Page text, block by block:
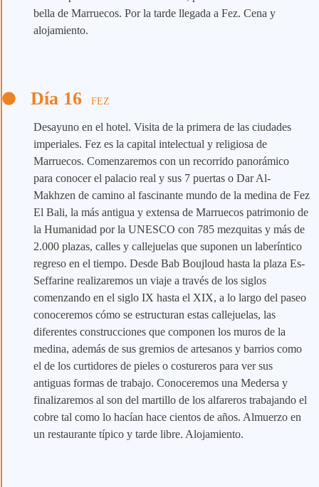
bella de Marruecos. Por la tarde llegada a Fez. Cena y
alojamiento.
Día 16 FEZ
Desayuno en el hotel. Visita de la primera de las ciudades
imperiales. Fez es la capital intelectual y religiosa de
Marruecos. Comenzaremos con un recorrido panorámico
para conocer el palacio real y sus 7 puertas o Dar Al-
Makhzen de camino al fascinante mundo de la medina de Fez
El Bali, la más antigua y extensa de Marruecos patrimonio de
la Humanidad por la UNESCO con 785 mezquitas y más de
2.000 plazas, calles y callejuelas que suponen un laberíntico
regreso en el tiempo. Desde Bab Boujloud hasta la plaza Es-
Seffarine realizaremos un viaje a través de los siglos
comenzando en el siglo IX hasta el XIX, a lo largo del paseo
conoceremos cómo se estructuran estas callejuelas, las
diferentes construcciones que componen los muros de la
medina, además de sus gremios de artesanos y barrios como
el de los curtidores de pieles o costureros para ver sus
antiguas formas de trabajo. Conoceremos una Medersa y
finalizaremos al son del martillo de los alfareros trabajando el
cobre tal como lo hacían hace cientos de años. Almuerzo en
un restaurante típico y tarde libre. Alojamiento.